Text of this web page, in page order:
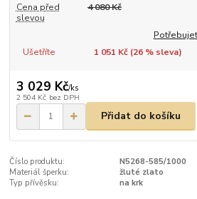
Cena před
slevou
4 080 Kč
Ušetříte
1 051 Kč (26% sleva)
3 029 Kč/ks
2 504 Kč bez DPH
Přidat do košíku
Číslo produktu:
N5268-585/1000
Materiál šperku:
žluté zlato
Typ přívěsku:
na krk